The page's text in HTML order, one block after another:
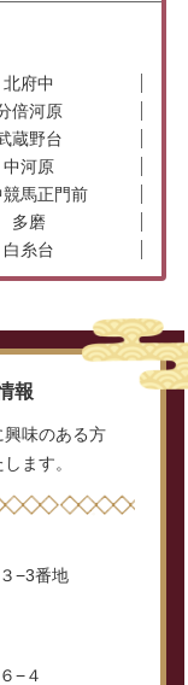
北府中
倍河原
蔵野台
中河原
競馬正門前
多磨
白糸台
報
味のある方
ます。
−3番地
−４